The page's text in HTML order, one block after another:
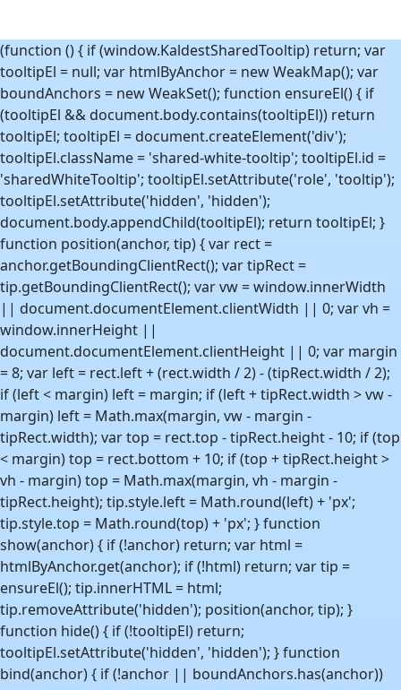
(function () { if (window.KaldestSharedTooltip) return; var
tooltipEl = null; var htmlByAnchor = new WeakMap(); var
boundAnchors = new WeakSet(); function ensureEl() { if
(tooltipEl && document.body.contains(tooltipEl)) return
tooltipEl; tooltipEl = document.createElement('div');
tooltipEl.className = 'shared-white-tooltip'; tooltipEl.id =
'sharedWhiteTooltip'; tooltipEl.setAttribute('role', 'tooltip');
tooltipEl.setAttribute('hidden', 'hidden');
document.body.appendChild(tooltipEl); return tooltipEl; }
function position(anchor, tip) { var rect =
anchor.getBoundingClientRect(); var tipRect =
tip.getBoundingClientRect(); var vw = window.innerWidth
|| document.documentElement.clientWidth || 0; var vh =
window.innerHeight ||
document.documentElement.clientHeight || 0; var margin
= 8; var left = rect.left + (rect.width / 2) - (tipRect.width / 2);
if (left < margin) left = margin; if (left + tipRect.width > vw -
margin) left = Math.max(margin, vw - margin -
tipRect.width); var top = rect.top - tipRect.height - 10; if (top
< margin) top = rect.bottom + 10; if (top + tipRect.height >
vh - margin) top = Math.max(margin, vh - margin -
tipRect.height); tip.style.left = Math.round(left) + 'px';
tip.style.top = Math.round(top) + 'px'; } function
show(anchor) { if (!anchor) return; var html =
htmlByAnchor.get(anchor); if (!html) return; var tip =
ensureEl(); tip.innerHTML = html;
tip.removeAttribute('hidden'); position(anchor, tip); }
function hide() { if (!tooltipEl) return;
tooltipEl.setAttribute('hidden', 'hidden'); } function
bind(anchor) { if (!anchor || boundAnchors.has(anchor))